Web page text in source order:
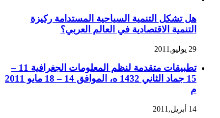
هل تشكل التنمية السياحية المستدامة ركيزة
التنمية الاقتصادية في العالم العربي؟
29 يوليو,2011
تطبيقات متقدمة لنظم المعلومات الجغرافية 11 –
15 جماد الثاني 1432 ه، الموافق 14 – 18 مايو 2011
م
14 أبريل,2011